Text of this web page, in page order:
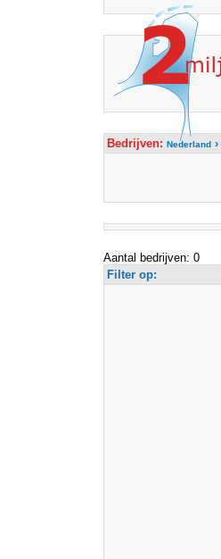
Bedrijven: Nederland›
Aantal bedrijven: 0
Filter op: